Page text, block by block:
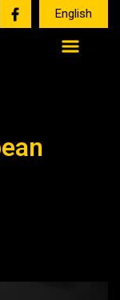
English